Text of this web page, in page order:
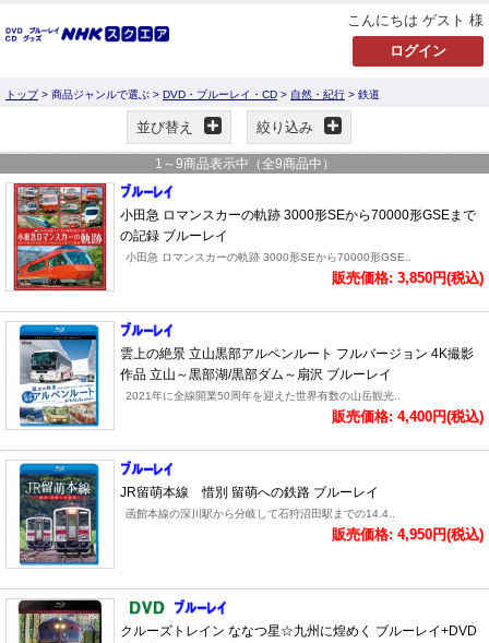
こんにちは ゲスト 様
トップ> 商品ジャンルで選ぶ > DVD・ブルーレイ・CD > 自然・紀行 > 鉄道
並び替え 絞り込み
1 ～ 9商品表示中（全9商品中）
小田急 ロマンスカーの軌跡 3000形SEから70000形GSEまで
の記録 ブルーレイ
小田急 ロマンスカーの軌跡 3000形SEから70000形GSE..
販売価格: 3,850円(税込)
雲上の絶景 立山黒部アルペンルート フルバージョン 4K撮影
作品 立山～黒部湖/黒部ダム～扇沢 ブルーレイ
2021年に全線開業50周年を迎えた世界有数の山岳観光..
販売価格: 4,400円(税込)
JR留萌本線 惜別 留萌への鉄路 ブルーレイ
函館本線の深川駅から分岐して石狩沼田駅までの14.4..
販売価格: 4,950円(税込)
クルーズトレイン ななつ星☆九州に煌めく ブルーレイ+DVD